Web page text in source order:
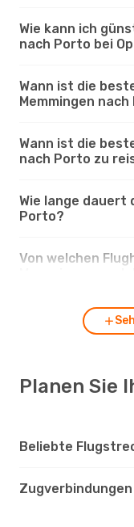
Wie kann ich
nach Porto bei
Wann ist die
Memmingen
Wann ist die
nach Porto zu
Wie lange dauert
Porto?
Von welchen
Planen Sie
Beliebte
Zugverbindungen